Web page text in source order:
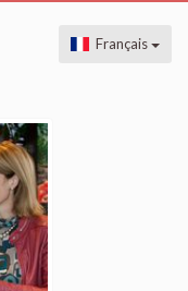
Français